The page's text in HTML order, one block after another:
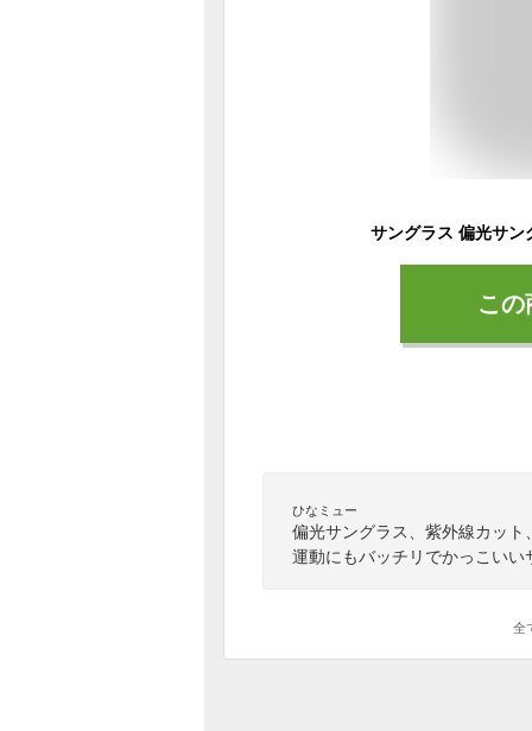
こ
ひなミュー
偏光サングラス、紫外線カッ
運動にもバッチリでかっこいい
全